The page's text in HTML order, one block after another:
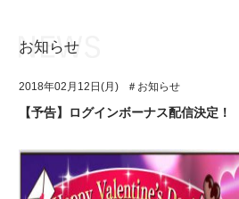
アプリゲーム
ユニット&キャラクター
お知らせ
2018年02月12日(月) ＃お知らせ
【予告】ログインボーナス配信決定！